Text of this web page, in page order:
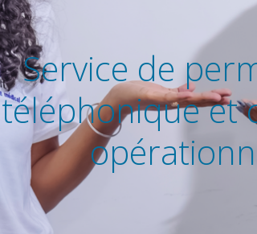
Service de
téléphonique et